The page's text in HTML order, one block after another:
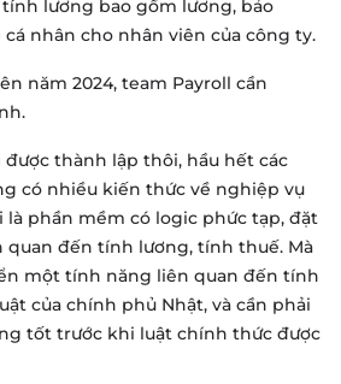
lương bao gồm lương, bảo
nhân cho nhân viên của công ty.
năm 2024, team Payroll cần
được thành lập thôi, hầu hết các
có nhiều kiến thức về nghiệp vụ
là phần mềm có logic phức tạp, đặt
đến tính lương, tính thuế. Mà
một tính năng liên quan đến tính
của chính phủ Nhật, và cần phải
tốt trước khi luật chính thức được